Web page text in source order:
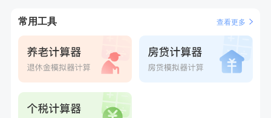
常用工具 查看更多